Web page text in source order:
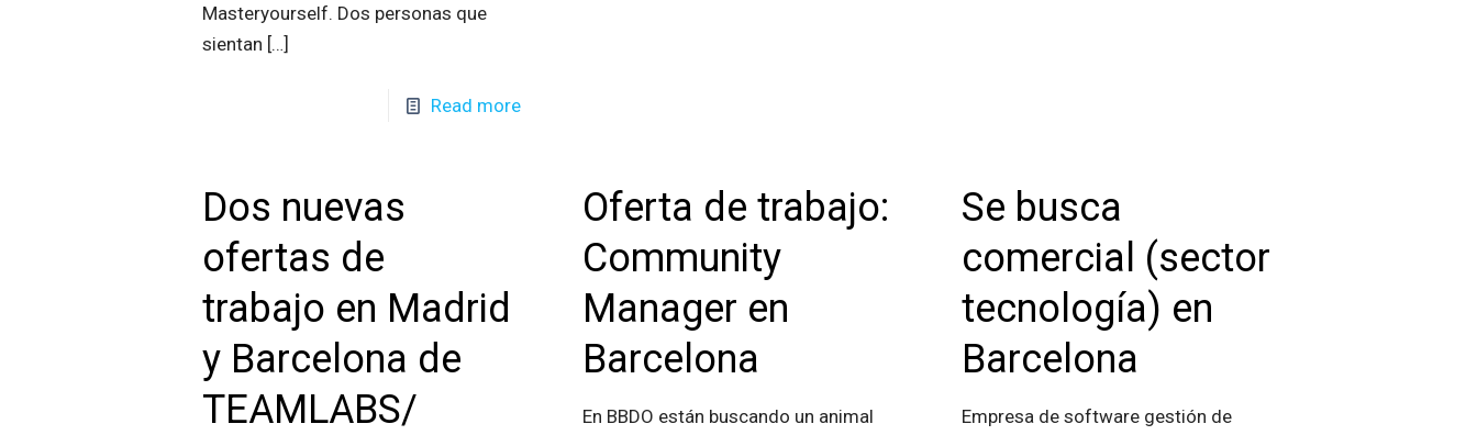
Masteryourself. Dos personas que
sientan […]
Read more
Dos nuevas
ofertas de
trabajo en Madrid
y Barcelona de
TEAMLABS/
Oferta de trabajo:
Community
Manager en
Barcelona
En BBDO están buscando un animal
Se busca
comercial (sector
tecnología) en
Barcelona
Empresa de software gestión de